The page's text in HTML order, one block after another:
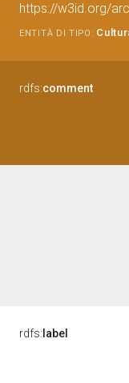
https://w3id.org/
ENTITÀ DI TIPO:
rdfs:comment
rdfs: label